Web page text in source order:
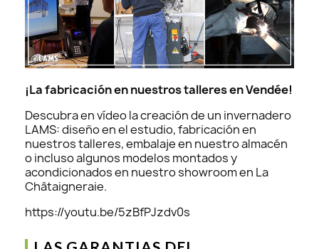
¡La fabricación en nuestros talleres en Vendée!
Descubra en vídeo la creación de un invernadero
LAMS: diseño en el estudio, fabricación en
nuestros talleres, embalaje en nuestro almacén
o incluso algunos modelos montados y
acondicionados en nuestro showroom en La
Châtaigneraie.
https://youtu.be/5zBfPJzdv0s